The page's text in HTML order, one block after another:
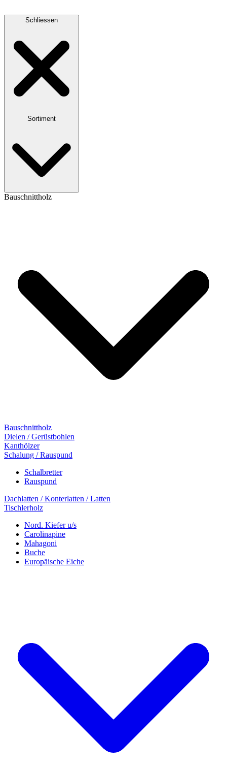
Schliessen
Sortiment
Bauschnittholz
Bauschnittholz
Dielen / Gerüstbohlen
Kanthölzer
Schalung / Rauspund
Schalbretter
Rauspund
Dachlatten / Konterlatten / Latten
Tischlerholz
Nord. Kiefer u/s
Carolinapine
Mahagoni
Buche
Europäische Eiche